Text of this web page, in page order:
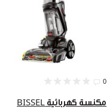
0
مكنسة كهربائية BISSEL